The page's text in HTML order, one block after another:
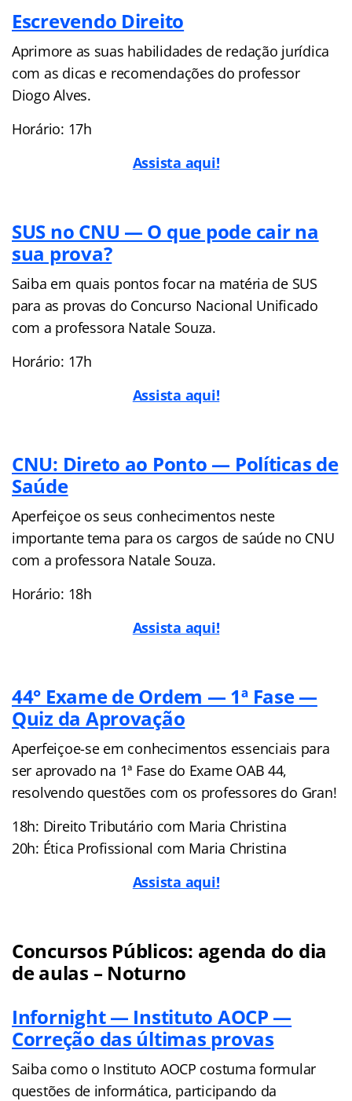
Escrevendo Direito
Aprimore as suas habilidades de redação jurídica
com as dicas e recomendações do professor
Diogo Alves.
Horário: 17h
Assista aqui!
SUS no CNU — O que pode cair na
sua prova?
Saiba em quais pontos focar na matéria de SUS
para as provas do Concurso Nacional Unificado
com a professora Natale Souza.
Horário: 17h
Assista aqui!
CNU: Direto ao Ponto — Políticas de
Saúde
Aperfeiçoe os seus conhecimentos neste
importante tema para os cargos de saúde no CNU
com a professora Natale Souza.
Horário: 18h
Assista aqui!
44° Exame de Ordem — 1ª Fase —
Quiz da Aprovação
Aperfeiçoe-se em conhecimentos essenciais para
ser aprovado na 1ª Fase do Exame OAB 44,
resolvendo questões com os professores do Gran!
18h: Direito Tributário com Maria Christina
20h: Ética Profissional com Maria Christina
Assista aqui!
Concursos Públicos: agenda do dia
de aulas – Noturno
Infornight — Instituto AOCP —
Correção das últimas provas
Saiba como o Instituto AOCP costuma formular
questões de informática, participando da